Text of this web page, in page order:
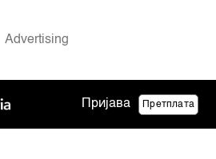
Пријава Претплата